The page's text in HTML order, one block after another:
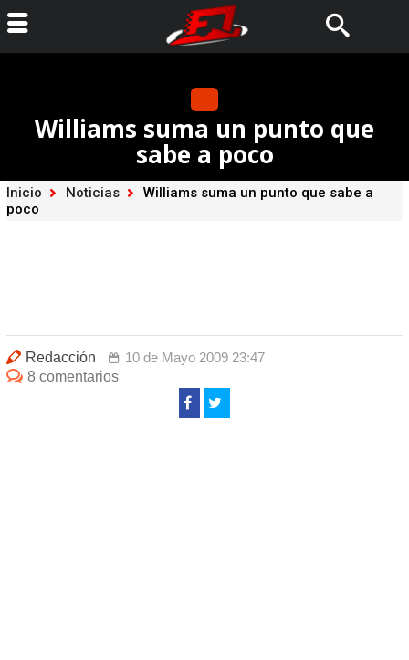
Williams suma un punto que
sabe a poco
Inicio Noticias
Williams suma un punto que sabe a
poco
Redacción
10 de Mayo 2009 23:47
8 comentarios